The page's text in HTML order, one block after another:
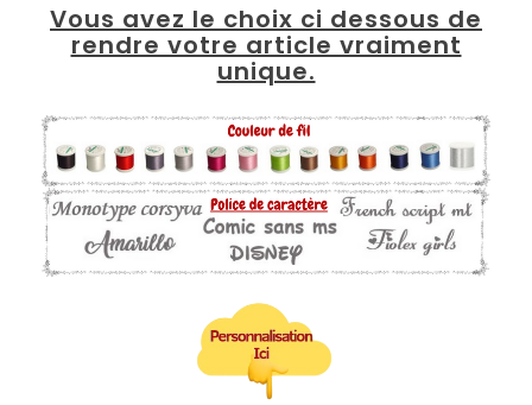
Vous avez le choix ci dessous de
rendre votre article vraiment
unique.